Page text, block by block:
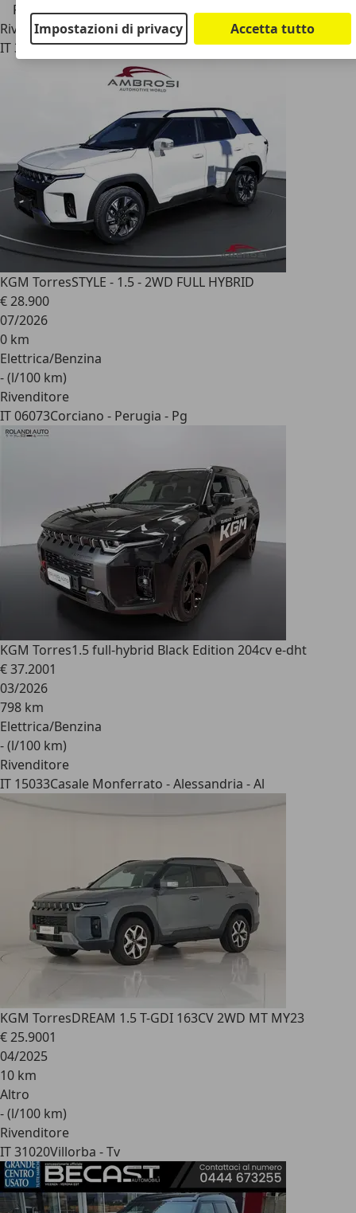
Prezzo ribassato
Rivenditore
IT 36040Brendola - Vicenza - Vi
KGM TorresSTYLE - 1.5 - 2WD FULL HYBRID
€ 28.900
07/2026
0 km
Elettrica/Benzina
- (l/100 km)
Rivenditore
IT 06073Corciano - Perugia - Pg
KGM Torres1.5 full-hybrid Black Edition 204cv e-dht
€ 37.2001
03/2026
798 km
Elettrica/Benzina
- (l/100 km)
Rivenditore
IT 15033Casale Monferrato - Alessandria - Al
KGM TorresDREAM 1.5 T-GDI 163CV 2WD MT MY23
€ 25.9001
04/2025
10 km
Altro
- (l/100 km)
Rivenditore
IT 31020Villorba - Tv
Impostazioni di privacy Accetta tutto